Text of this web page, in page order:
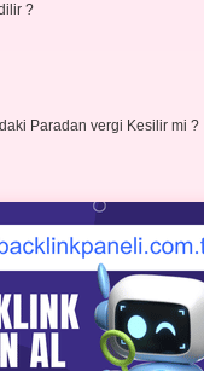
?
Paradan vergi Kesilir mi ?